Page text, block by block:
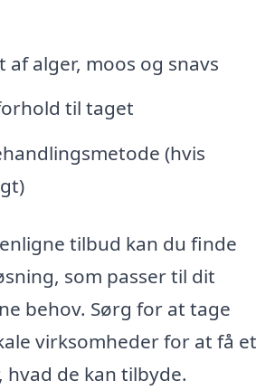
af alger, moos og snavs
til taget
(hvis
tilbud kan du finde
som passer til dit
behov. Sørg for at tage
virksomheder for at få et
hvad de kan tilbyde.